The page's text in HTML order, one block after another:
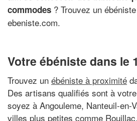
commodes ? Trouvez un
ebeniste.com.
Votre ébéniste dans le
Trouvez un ébéniste à proximité
Des artisans qualifiés sont à
soyez à Angouleme, Nanteuil-en-
villes plus petites comme Rouillac.